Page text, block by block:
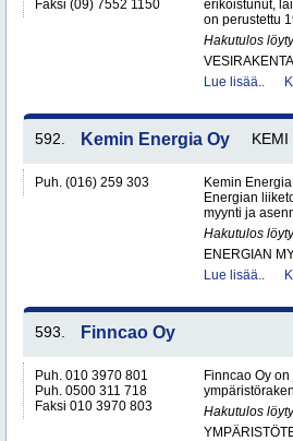
Faksi (09) 7552 1150
erikoistunut,
on perustettu
Hakutulos
Lue lisää..
592. Kemin Energia Oy KEMI
Puh. (016) 259 303
Kemin
Energian
myynti ja
Hakutulos
ENERGIAN
Lue lisää..
593. Finncao Oy
Puh. 010 3970 801
Puh. 0500 311 718
Faksi 010 3970 803
Finncao Oy
Hakutulos